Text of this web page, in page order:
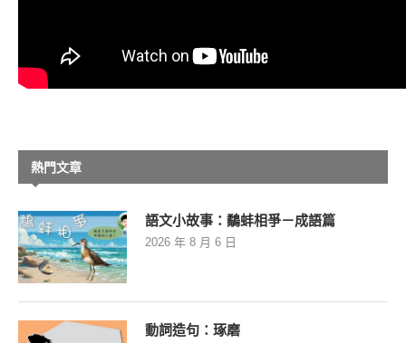
熱門文章
語文小故事：鷸蚌相爭－成語篇
2026 年 8 月 6 日
動詞造句：琢磨